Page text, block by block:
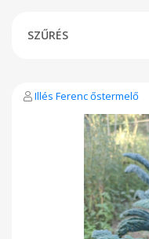
SZŰRÉS
Illés Ferenc őstermelő